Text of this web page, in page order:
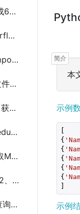
Python 随机生成6位验证码
Python3 Tensorflow 1.7保存和还原模型(save or restore model)
Python通过__import__导入模块(import module)
Python中通过文件将数据导入sqlite3
Python Sqlite3 获取insert插入的主键id lastrowid
Python APScheduler apscheduler.triggers.cron使用cron表达式
Python 导出读取MongoDB数据到Pandas分析
Python(Python2、Python3)读取gzip(.gz)文件中utf8(utf-8)编码字符串
Python Mysql查询和插入多条数据及返回行数、表的描述信息
本
示例
[
{
{
{
{
{
示例